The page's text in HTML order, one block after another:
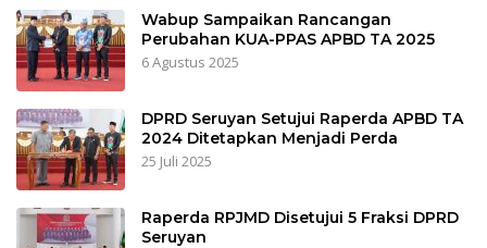
Wabup Sampaikan Rancangan
Perubahan KUA-PPAS APBD TA 2025
6 Agustus 2025
DPRD Seruyan Setujui Raperda APBD TA
2024 Ditetapkan Menjadi Perda
25 Juli 2025
Raperda RPJMD Disetujui 5 Fraksi DPRD
Seruyan